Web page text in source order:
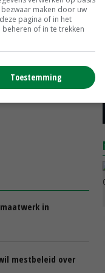
in
mestbeleid over
maken door uw
pagina of in het
of in te trekken
Toestemming